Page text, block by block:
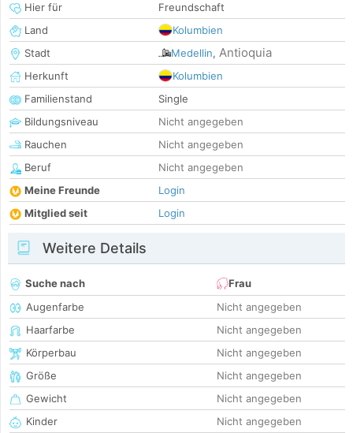
Hier für
Freundschaft
Land
Kolumbien
Stadt
Medellin, Antioquia
Herkunft
Kolumbien
Familienstand
Single
Bildungsniveau
Nicht angegeben
Rauchen
Nicht angegeben
Beruf
Nicht angegeben
Meine Freunde
Login
Mitglied seit
Login
Weitere Details
Suche nach
Frau
Augenfarbe
Nicht angegeben
Haarfarbe
Nicht angegeben
Körperbau
Nicht angegeben
Größe
Nicht angegeben
Gewicht
Nicht angegeben
Kinder
Nicht angegeben